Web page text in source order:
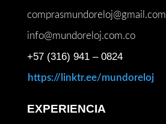
comprasmundoreloj@gmail.com
info@mundoreloj.com.co
+57 (316) 941 – 0824
https://linktr.ee/mundoreloj
EXPERIENCIA